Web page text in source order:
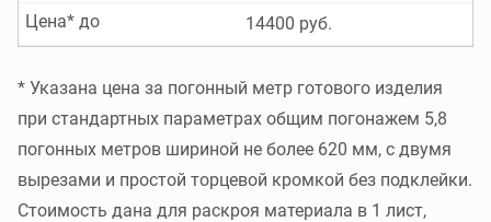
14400 руб.
Цена* до
* Указана цена за погонный метр готового изделия
при стандартных параметрах общим погонажем 5,8
погонных метров шириной не более 620 мм, с двумя
вырезами и простой торцевой кромкой без подклейки.
Стоимость дана для раскроя материала в 1 лист,